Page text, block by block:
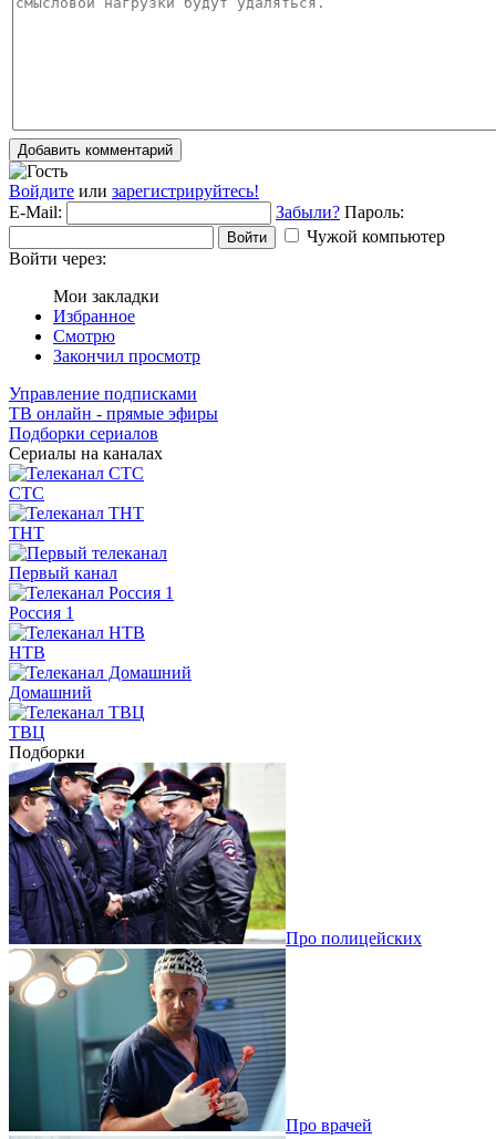
Добавить комментарий
Войдите или зарегистрируйтесь!
E-Mail:
Забыли? Пароль:
Войти
Чужой компьютер
Войти через:
Мои закладки
Избранное
Смотрю
Закончил просмотр
Управление подписками
ТВ онлайн - прямые эфиры
Подборки сериалов
Сериалы на каналах
СТС
ТНТ
Первый канал
Россия 1
НТВ
Домашний
ТВЦ
Подборки
Про полицейских
Про врачей